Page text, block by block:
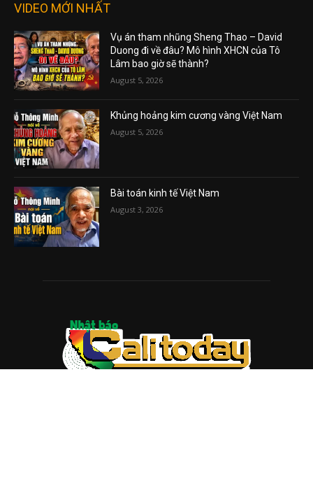
VIDEO MỚI NHẤT
Vụ án tham nhũng Sheng Thao – David
Duong đi về đâu? Mô hình XHCN của Tô
Lâm bao giờ sẽ thành?
August 5, 2026
Khủng hoảng kim cương vàng Việt Nam
August 5, 2026
Bài toán kinh tế Việt Nam
August 3, 2026